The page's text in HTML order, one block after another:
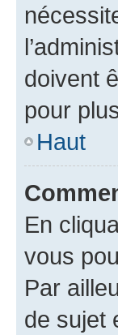
doivent
pour
Haut
En
vous
Par
de sujet